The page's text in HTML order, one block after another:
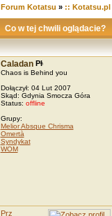
Forum Kotatsu » :: Kotatsu.pl
Co w tej chwili oglądacie?
Caladan
Chaos is Behind you
Dołączył: 04 Lut 2007
Skąd: Gdynia Smocza Góra
Status: offline
Grupy:
Melior Absque Chrisma
Omertà
Syndykat
WOM